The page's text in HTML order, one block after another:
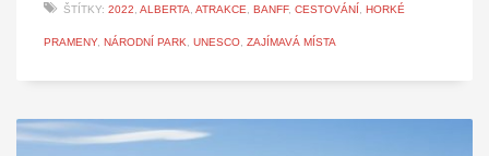
ŠTÍTKY: 2022, ALBERTA, ATRAKCE, BANFF, CESTOVÁNÍ, HORKÉ
PRAMENY, NÁRODNÍ PARK, UNESCO, ZAJÍMAVÁ MÍSTA